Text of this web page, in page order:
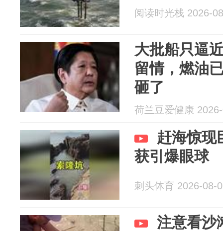
阅读时光栈 2026-
大批船只逼
留情，燃油
砸了
荷兰豆爱健康
赶海惊现
获引爆眼球
刺头体育 2026-08-
注意看沙